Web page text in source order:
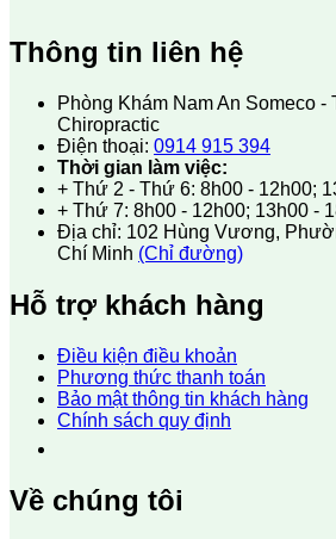
Thông tin liên hệ
Phòng Khám Nam An Someco -
Chiropractic
Điện thoại: 0914 915 394
Thời gian làm việc:
+ Thứ 2 - Thứ 6: 8h00 - 12h00;
+ Thứ 7: 8h00 - 12h00; 13h00 -
Địa chỉ: 102 Hùng Vương,
Chí Minh (Chỉ đường)
Hỗ trợ khách hàng
Điều kiện điều khoản
Phương thức thanh toán
Bảo mật thông tin khách hàng
Chính sách quy định
Về chúng tôi